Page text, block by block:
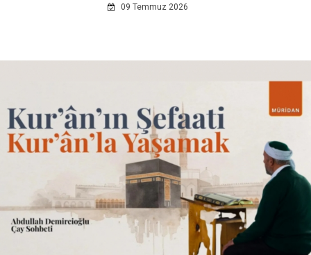
09 Temmuz 2026